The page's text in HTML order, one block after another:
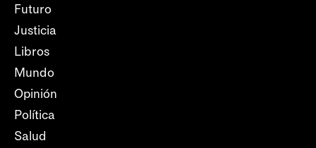
Futuro
Justicia
Libros
Mundo
Opinión
Política
Salud